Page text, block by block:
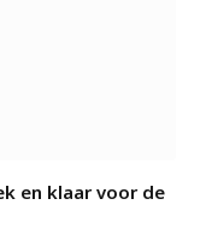
en klaar voor de